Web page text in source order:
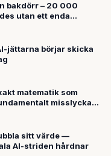
bakdörr – 20 000
utan ett enda
jättarna börjar skicka
matematik som
misslyckas
sitt värde —
AI-striden hårdnar